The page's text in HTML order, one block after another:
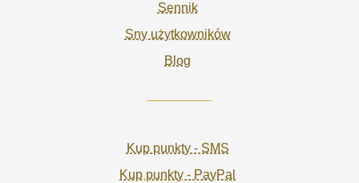
Sennik
Sny użytkowników
Blog
Kup punkty - SMS
Kup punkty - PayPal